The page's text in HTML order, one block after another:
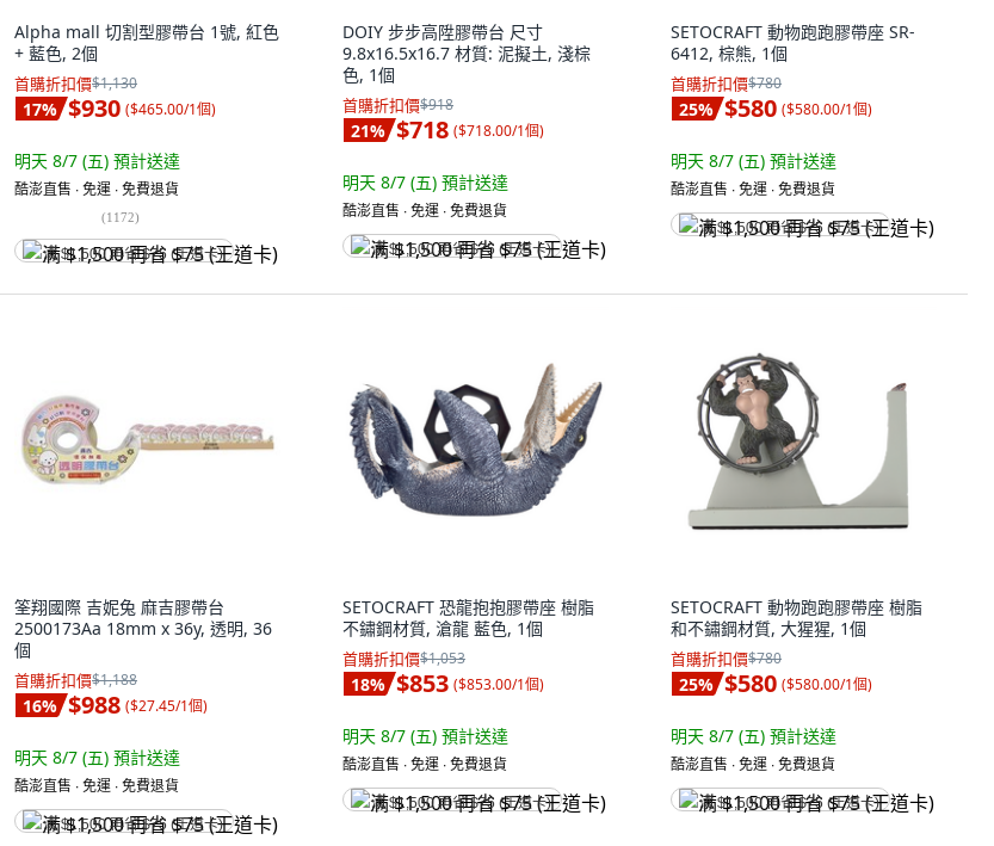
Alpha mall 切割型膠帶台 1號, 紅色
+ 藍色, 2個
首購折扣價$1,130
17% $930 ($465.00/1個)
明天 8/7 (五) 預計送達
酷澎直售 ∙ 免運 ∙ 免費退貨
(1172)
满 $1,500 再省 $75 (王道卡)
DOIY 步步高陞膠帶台 尺寸
9.8x16.5x16.7 材質: 泥擬土, 淺棕
色, 1個
首購折扣價$918
21% $718 ($718.00/1個)
明天 8/7 (五) 預計送達
酷澎直售 ∙ 免運 ∙ 免費退貨
满 $1,500 再省 $75 (王道卡)
SETOCRAFT 動物跑跑膠帶座 SR-
6412, 棕熊, 1個
首購折扣價$780
25% $580 ($580.00/1個)
明天 8/7 (五) 預計送達
酷澎直售 ∙ 免運 ∙ 免費退貨
满 $1,500 再省 $75 (王道卡)
筌翔國際 吉妮兔 麻吉膠帶台
2500173Aa 18mm x 36y, 透明, 36
個
首購折扣價$1,188
16% $988 ($27.45/1個)
明天 8/7 (五) 預計送達
酷澎直售 ∙ 免運 ∙ 免費退貨
满 $1,500 再省 $75 (王道卡)
SETOCRAFT 恐龍抱抱膠帶座 樹脂
不鏽鋼材質, 滄龍 藍色, 1個
首購折扣價$1,053
18% $853 ($853.00/1個)
明天 8/7 (五) 預計送達
酷澎直售 ∙ 免運 ∙ 免費退貨
满 $1,500 再省 $75 (王道卡)
SETOCRAFT 動物跑跑膠帶座 樹脂
和不鏽鋼材質, 大猩猩, 1個
首購折扣價$780
25% $580 ($580.00/1個)
明天 8/7 (五) 預計送達
酷澎直售 ∙ 免運 ∙ 免費退貨
满 $1,500 再省 $75 (王道卡)